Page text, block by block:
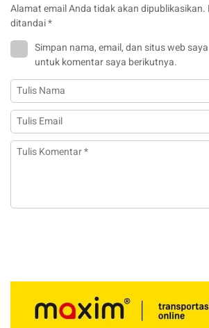
Alamat email Anda tidak akan dipublikasikan.
ditandai*
Simpan nama, email, dan situs web
untuk komentar saya berikutnya.